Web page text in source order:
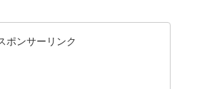
ポンサーリンク